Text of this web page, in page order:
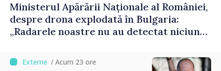
Ministerul Apărării Naționale al României,
despre drona explodată în Bulgaria:
„Radarele noastre nu au detectat niciun
/ Acum 23 ore